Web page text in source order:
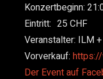
Konzertbeginn:
Eintritt: 25
Veranstalter: ILM
Vorverkauf:
Der Event auf